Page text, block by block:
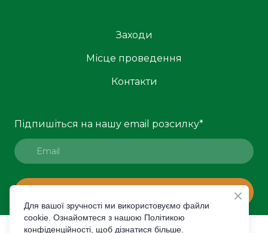
Заходи
Місце проведення
Контакти
Підпишіться на нашу email розсилку*
Для вашої зручності ми використовуємо файли
cookie. Ознайомтеся з нашою Політикою
конфіденційності, щоб дізнатися більше.